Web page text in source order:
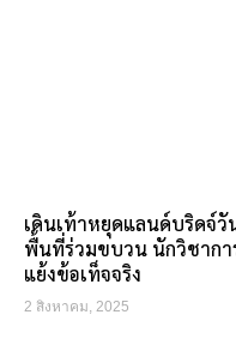
เดินเท้าหยุดแลนด์บริดจ์
พื้นที่ร่วมขบวน นักวิชาก
แย้งข้อเท็จจริง
2 สิงหาคม, 2025